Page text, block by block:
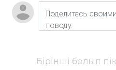
Бірінші болып